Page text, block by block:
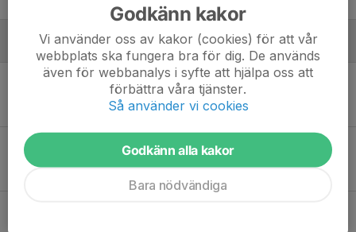
Januari - 2024
Sön 7
Söderhamns IK - Sandvikens IK
Helsingehus Hockeyarena
Sön 14
14:00
Hudiksvalls HC/Lindefallets SK - Söderhamns IK
Godkänn kakor
Vi använder oss av kakor (cookies) för att vår
webbplats ska fungera bra för dig. De används
även för webbanalys i syfte att hjälpa oss att
förbättra våra tjänster.
Så använder vi cookies
Godkänn alla kakor
Bara nödvändiga